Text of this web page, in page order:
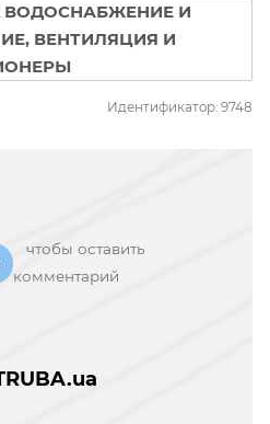
ВОДОСНАБЖЕНИЕ И
ВЕНТИЛЯЦИЯ И
Идентификатор: 9748
чтобы оставить
комментарий